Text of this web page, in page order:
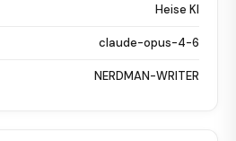
Heise KI
claude-opus-4-6
NERDMAN-WRITER